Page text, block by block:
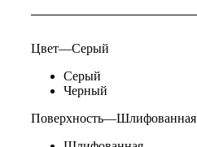
Цвет—Серый
Серый
Черный
Поверхность—Шлифованная